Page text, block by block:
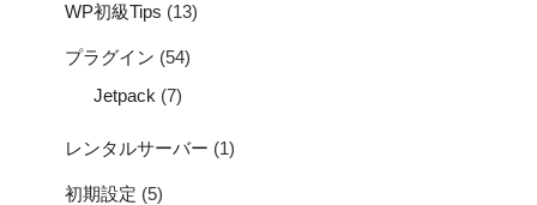
WP初級Tips (13)
プラグイン (54)
Jetpack (7)
レンタルサーバー (1)
初期設定 (5)